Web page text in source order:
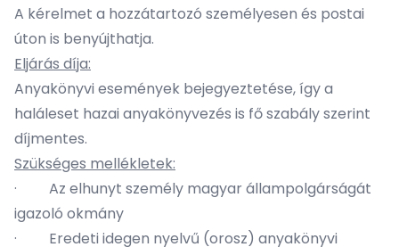
A kérelmet a hozzátartozó személyesen és postai
úton is benyújthatja.
Eljárás díja:
Anyakönyvi események bejegyeztetése, így a
haláleset hazai anyakönyvezés is fő szabály szerint
díjmentes.
Szükséges mellékletek:
· Az elhunyt személy magyar állampolgárságát
igazoló okmány
· Eredeti idegen nyelvű (orosz) anyakönyvi